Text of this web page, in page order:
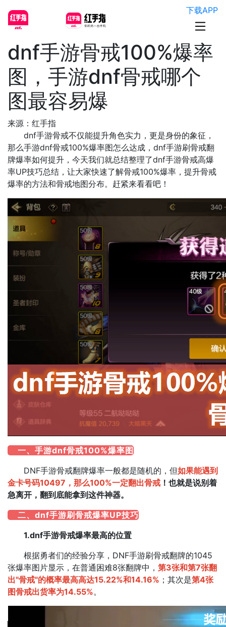
下载APP
dnf手游骨戒100%爆率
图，手游dnf骨戒哪个
图最容易爆
来源：红手指
dnf手游骨戒不仅能提升角色实力，更是身份的象征，
那么手游dnf骨戒100%爆率图怎么达成，dnf手游刷骨戒翻
牌爆率如何提升，今天我们就总结整理了dnf手游骨戒高爆
率UP技巧总结，让大家快速了解骨戒100%爆率，提升骨戒
爆率的方法和骨戒地图分布。赶紧来看看吧！
一、手游dnf骨戒100%爆率图
DNF手游骨戒翻牌爆率一般都是随机的，但如果能遇到
金卡号码10497，那么100%一定翻出骨戒 ！也就是说别着
急离开，翻到底能拿到这件神器。
二、dnf手游刷骨戒爆率UP技巧
1.dnf手游骨戒爆率最高的位置
根据勇者们的经验分享，DNF手游刷骨戒翻牌的1045
张爆率图片显示，在普通困难8张翻牌中， 第3张和第7张翻
出"骨戒"的概率最高高达15.22%和14.16% ；其次是第4张
图骨戒出货率为14.55%。